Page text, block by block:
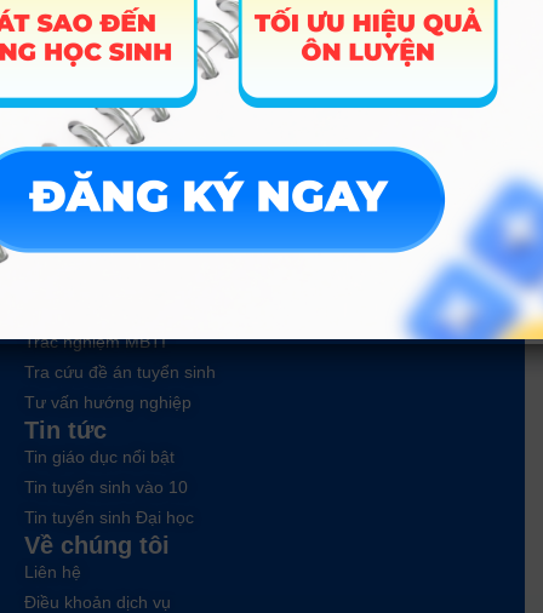
HOCMAI
Trắc nghiệm MBTI
Tra cứu đề án tuyển sinh
Tư vấn hướng nghiệp
Tin tức
Tin giáo dục nổi bật
Tin tuyển sinh vào 10
Tin tuyển sinh Đại học
Về chúng tôi
Liên hệ
Điều khoản dịch vụ